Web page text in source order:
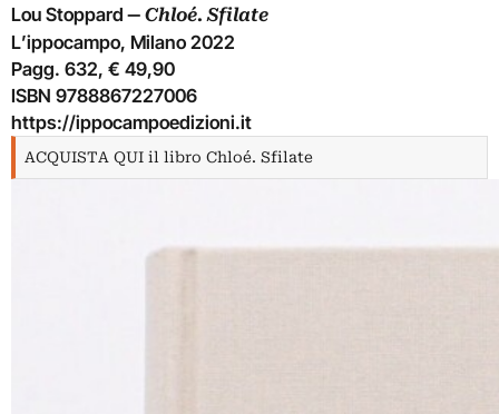
Lou Stoppard ‒ Chloé. Sfilate
L’ippocampo, Milano 2022
Pagg. 632, € 49,90
ISBN 9788867227006
https://ippocampoedizioni.it
ACQUISTA QUI il libro Chloé. Sfilate